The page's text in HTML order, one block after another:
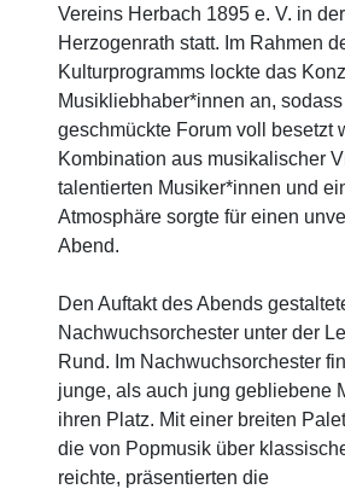
Vereins Herbach 1895 e. V. in
Herzogenrath statt. Im Rahmen
Kulturprogramms lockte das
Musikliebhaber*innen an,
geschmückte Forum voll besetzt
Kombination aus musikalischer
talentierten Musiker*innen und
Atmosphäre sorgte für einen
Abend.
Den Auftakt des Abends
Nachwuchsorchester unter der
Rund. Im Nachwuchsorchester
junge, als auch jung gebliebene
ihren Platz. Mit einer breiten
die von Popmusik über
reichte, präsentierten die